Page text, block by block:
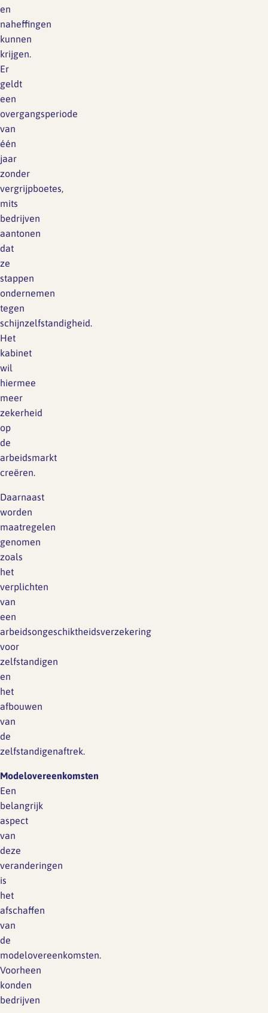
en
naheffingen
kunnen
krijgen.
Er
geldt
een
overgangsperiode
van
één
jaar
zonder
vergrijpboetes,
mits
bedrijven
aantonen
dat
ze
stappen
ondernemen
tegen
schijnzelfstandigheid.
Het
kabinet
wil
hiermee
meer
zekerheid
op
de
arbeidsmarkt
creëren.
Daarnaast
worden
maatregelen
genomen
zoals
het
verplichten
van
een
arbeidsongeschiktheidsverzekering
voor
zelfstandigen
en
het
afbouwen
van
de
zelfstandigenaftrek.
Modelovereenkomsten
Een
belangrijk
aspect
van
deze
veranderingen
is
het
afschaffen
van
de
modelovereenkomsten.
Voorheen
konden
bedrijven